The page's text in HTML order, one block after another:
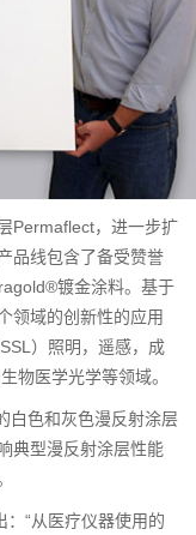
Permaflect，进一步扩
品线包含了备受赞誉
镀金涂料。基于
领域的创新性的应用
）照明，遥感，成
物医学光学等领域。
白色和灰色漫反射涂层
典型漫反射涂层性能
“从医疗仪器使用的